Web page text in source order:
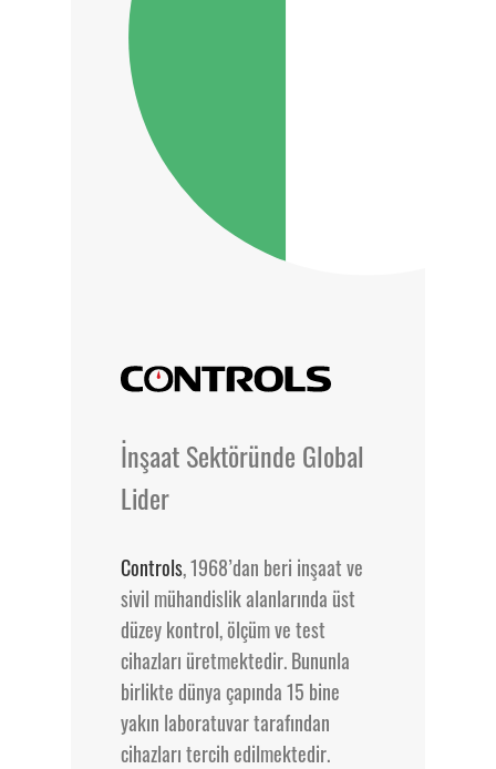
Kiriş Test Presi
İşlevi
Fiyat ve Garanti
İnşaat Sektöründe Global
Lider
Controls, 1968’dan beri inşaat ve
sivil mühandislik alanlarında üst
düzey kontrol, ölçüm ve test
cihazları üretmektedir. Bununla
birlikte dünya çapında 15 bine
yakın laboratuvar tarafından
cihazları tercih edilmektedir.